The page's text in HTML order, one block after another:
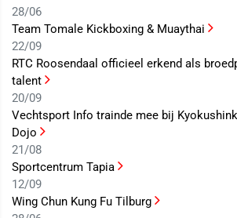
28/06
Team Tomale Kickboxing & Muaythai
22/09
RTC Roosendaal officieel erkend als
talent
20/09
Vechtsport Info trainde mee bij
Dojo
21/08
Sportcentrum Tapia
12/09
Wing Chun Kung Fu Tilburg